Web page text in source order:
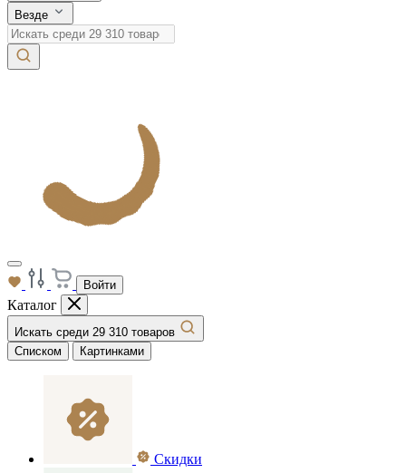
Везде
Войти
Каталог
Искать среди 29 310 товаров
Списком
Картинками
Скидки